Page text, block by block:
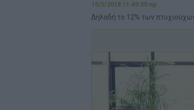
10/5/2018 11:49:55 πμ
Δηλαδή το 12% των